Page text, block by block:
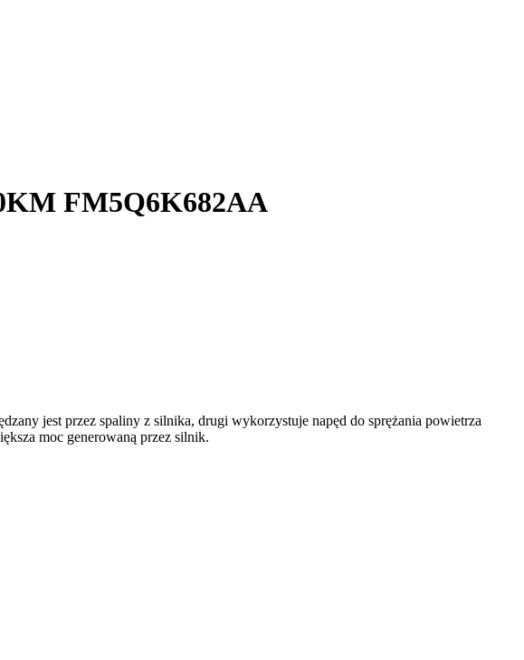
FM5Q6K682AA
jest przez spaliny z silnika, drugi wykorzystuje napęd do sprężania powietrza
moc generowaną przez silnik.